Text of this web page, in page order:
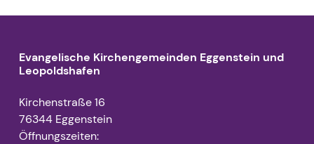
Evangelische Kirchengemeinden Eggenstein und
Leopoldshafen
Kirchenstraße 16
76344 Eggenstein
Öffnungszeiten: